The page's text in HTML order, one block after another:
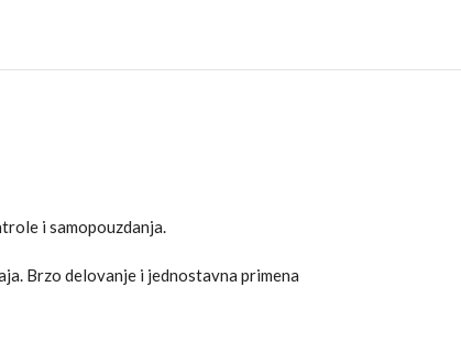
i samopouzdanja.
Brzo delovanje i jednostavna primena